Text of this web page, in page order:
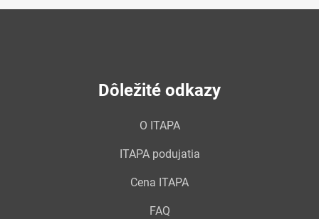
Dôležité odkazy
O ITAPA
ITAPA podujatia
Cena ITAPA
FAQ